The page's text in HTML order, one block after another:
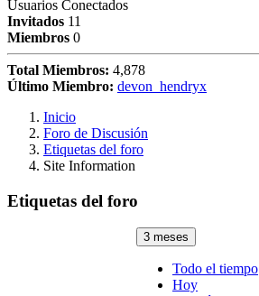
Usuarios Conectados
Invitados 11
Miembros 0
Total Miembros: 4,878
Último Miembro: devon_hendryx
Inicio
Foro de Discusión
Etiquetas del foro
Site Information
Etiquetas del foro
3 meses
Todo el tiempo
Hoy